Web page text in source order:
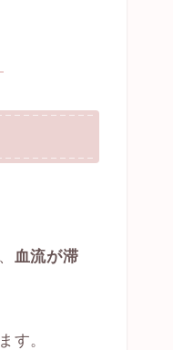
血流が滞
す。